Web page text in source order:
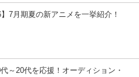
】7月期夏の新アニメを一挙紹介！
～20代を応援！オーディション・